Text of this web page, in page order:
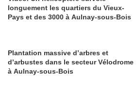
longuement les quartiers du Vieux-
Pays et des 3000 à Aulnay-sous-Bois
Plantation massive d’arbres et
d’arbustes dans le secteur Vélodrome
à Aulnay-sous-Bois